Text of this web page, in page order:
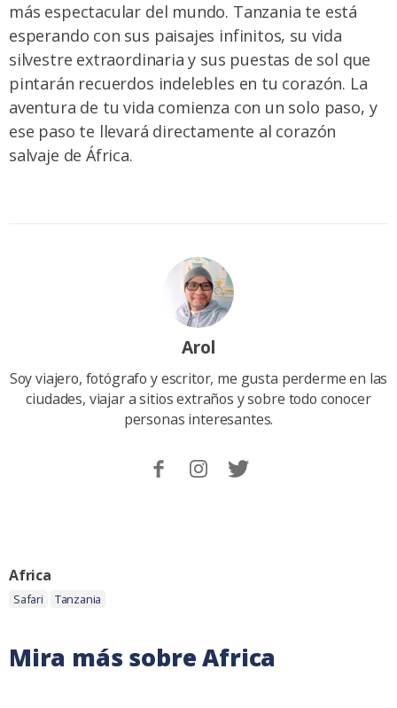
más espectacular del mundo. Tanzania te está
esperando con sus paisajes infinitos, su vida
silvestre extraordinaria y sus puestas de sol que
pintarán recuerdos indelebles en tu corazón. La
aventura de tu vida comienza con un solo paso, y
ese paso te llevará directamente al corazón
salvaje de África.
Arol
Soy viajero, fotógrafo y escritor, me gusta perderme en las
ciudades, viajar a sitios extraños y sobre todo conocer
personas interesantes.
SiguemeFollowFollow
Categoria:
Africa
Etiquetas:
Safari Tanzania
Mira más sobre Africa